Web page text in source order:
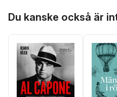
Kaiserfeld,Allan
Svante Nordin,Kenneth
Nyberg,Bengt
Pettersson,Nils Johan
Tjärnlund,Nils
Uddenberg,Lars
Ericson Wolke
Du kanske också är